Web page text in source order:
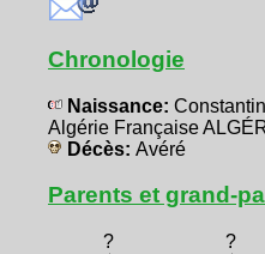
Chronologie
Naissance:
Algérie Française
Décès: Avéré
Parents et grand-
? ?